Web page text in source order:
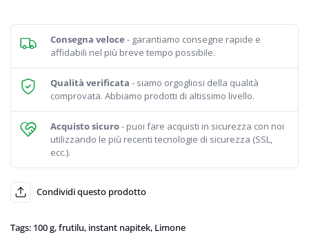
a
14,25 €
Consegna veloce - garantiamo consegne rapide e
affidabili nel più breve tempo possibile.
Qualità verificata - siamo orgogliosi della qualità
comprovata. Abbiamo prodotti di altissimo livello.
Acquisto sicuro- puoi fare acquisti in sicurezza con noi
utilizzando le più recenti tecnologie di sicurezza (SSL,
ecc.).
Condividi questo prodotto
Tags: 100 g,frutilu, instant napitek, Limone